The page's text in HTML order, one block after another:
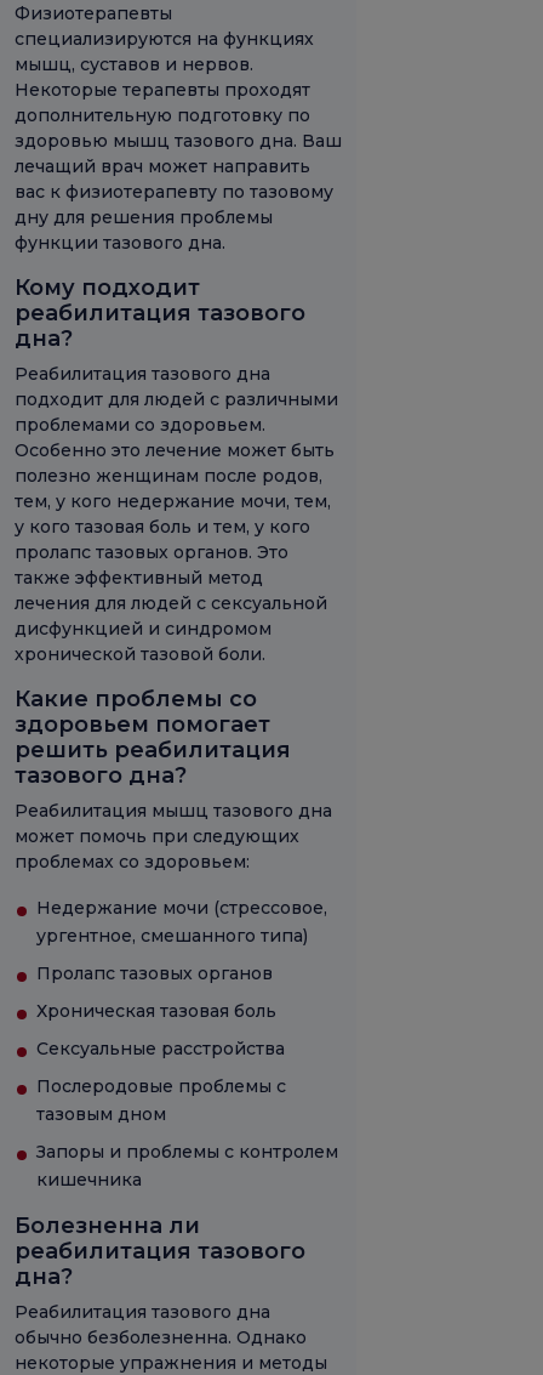
Физиотерапевты
специализируются на функциях
мышц, суставов и нервов.
Некоторые терапевты проходят
дополнительную подготовку по
здоровью мышц тазового дна. Ваш
лечащий врач может направить
вас к физиотерапевту по тазовому
дну для решения проблемы
функции тазового дна.
Кому подходит
реабилитация тазового
дна?
Реабилитация тазового дна
подходит для людей с различными
проблемами со здоровьем.
Особенно это лечение может быть
полезно женщинам после родов,
тем, у кого недержание мочи, тем,
у кого тазовая боль и тем, у кого
пролапс тазовых органов. Это
также эффективный метод
лечения для людей с сексуальной
дисфункцией и синдромом
хронической тазовой боли.
Какие проблемы со
здоровьем помогает
решить реабилитация
тазового дна?
Реабилитация мышц тазового дна
может помочь при следующих
проблемах со здоровьем:
Недержание мочи (стрессовое,
ургентное, смешанного типа)
Пролапс тазовых органов
Хроническая тазовая боль
Сексуальные расстройства
Послеродовые проблемы с
тазовым дном
Запоры и проблемы с контролем
кишечника
Болезненна ли
реабилитация тазового
дна?
Реабилитация тазового дна
обычно безболезненна. Однако
некоторые упражнения и методы